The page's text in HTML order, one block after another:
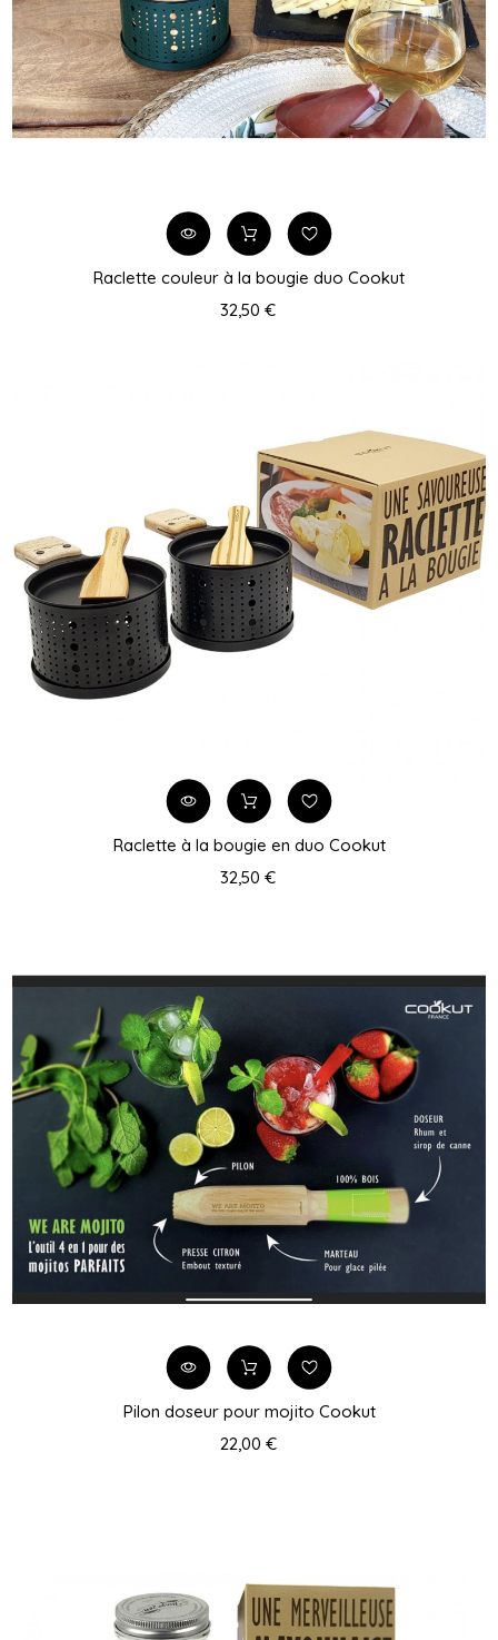
Raclette couleur à la bougie duo Cookut
32,50 €
Raclette à la bougie en duo Cookut
32,50 €
Pilon doseur pour mojito Cookut
22,00 €